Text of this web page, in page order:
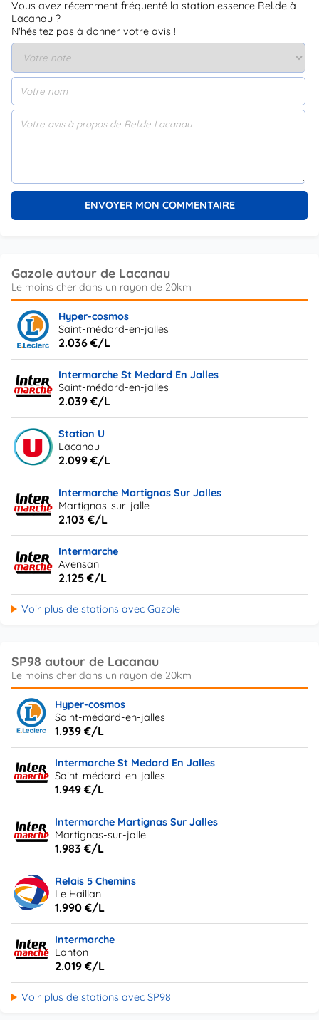
Vous avez récemment fréquenté la station essence Rel.de à
Lacanau ?
N'hésitez pas à donner votre avis !
Gazole autour de Lacanau
Hyper-cosmos
Saint-médard-en-jalles
2.036 €/L
Intermarche St Medard En Jalles
Saint-médard-en-jalles
2.039 €/L
Station U
Lacanau
2.099 €/L
Intermarche Martignas Sur Jalles
Martignas-sur-jalle
2.103 €/L
Intermarche
Avensan
2.125 €/L
Voir plus de stations avec Gazole
SP98 autour de Lacanau
Hyper-cosmos
Saint-médard-en-jalles
1.939 €/L
Intermarche St Medard En Jalles
Saint-médard-en-jalles
1.949 €/L
Intermarche Martignas Sur Jalles
Martignas-sur-jalle
1.983 €/L
Relais 5 Chemins
Le Haillan
1.990 €/L
Intermarche
Lanton
2.019 €/L
Voir plus de stations avec SP98